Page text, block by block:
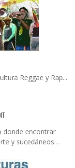
Reggae y Rap...
donde encontrar
y sucedáneos…